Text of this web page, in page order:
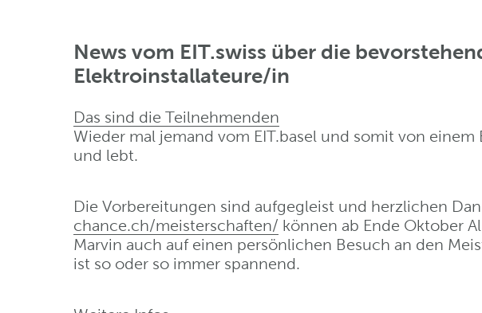
News vom EIT.swiss über die
Elektroinstallateure/in
Das sind die Teilnehmenden
Wieder mal jemand vom EIT.basel und somit von
und lebt.
Die Vorbereitungen sind aufgegleist und herzlichen
chance.ch/meisterschaften/ können ab Ende Oktober
Marvin auch auf einen persönlichen Besuch an den
ist so oder so immer spannend.